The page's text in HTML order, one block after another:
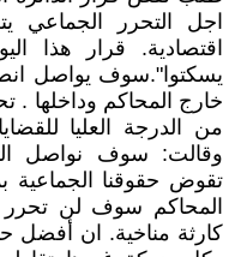
اجل التحرر الجماعي
اقتصادية. قرار هذا
يسكتوا".سوف يواصل
خارج المحاكم وداخلها .
من الدرجة العليا
وقالت: سوف نواصل
تقوض حقوقنا الجماعية
المحاكم سوف لن
كارثة مناخية. ان أفضل